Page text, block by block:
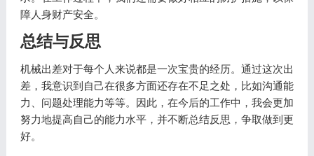
障人身财产安全。
总结与反思
机械出差对于每个人来说都是一次宝贵的经历。通过这次出
差，我意识到自己在很多方面还存在不足之处，比如沟通能
力、问题处理能力等等。因此，在今后的工作中，我会更加
努力地提高自己的能力水平，并不断总结反思，争取做到更
好。